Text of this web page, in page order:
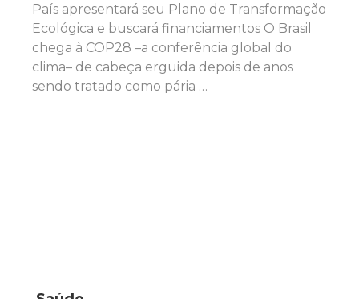
País apresentará seu Plano de Transformação
Ecológica e buscará financiamentos O Brasil
chega à COP28 –a conferência global do
clima– de cabeça erguida depois de anos
sendo tratado como pária …